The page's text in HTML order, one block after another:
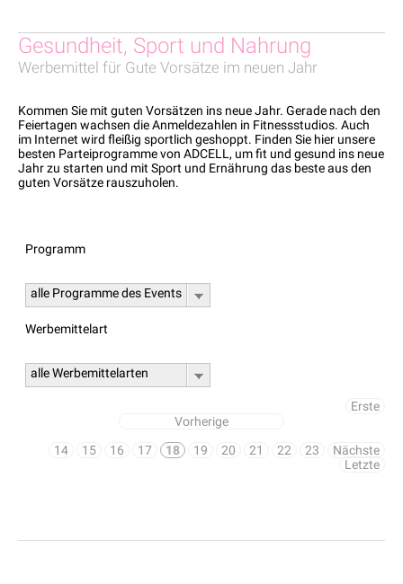
Gesundheit, Sport und Nahrung
Werbemittel für Gute Vorsätze im neuen Jahr
Kommen Sie mit guten Vorsätzen ins neue Jahr. Gerade nach den
Feiertagen wachsen die Anmeldezahlen in Fitnessstudios. Auch
im Internet wird fleißig sportlich geshoppt. Finden Sie hier unsere
besten Parteiprogramme von ADCELL, um fit und gesund ins neue
Jahr zu starten und mit Sport und Ernährung das beste aus den
guten Vorsätze rauszuholen.
Programm
alle Programme des Events
Werbemittelart
alle Werbemittelarten
Erste
Vorherige
14
15 16 17 18 19 20 21 22 23
Nächste
Letzte